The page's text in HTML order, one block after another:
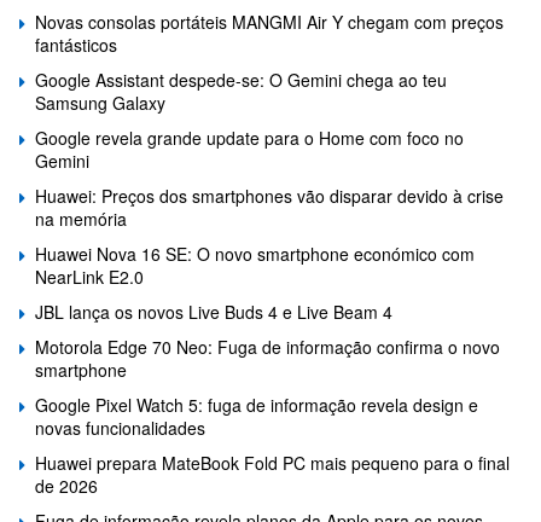
Novas consolas portáteis MANGMI Air Y chegam com preços
fantásticos
Google Assistant despede-se: O Gemini chega ao teu
Samsung Galaxy
Google revela grande update para o Home com foco no
Gemini
Huawei: Preços dos smartphones vão disparar devido à crise
na memória
Huawei Nova 16 SE: O novo smartphone económico com
NearLink E2.0
JBL lança os novos Live Buds 4 e Live Beam 4
Motorola Edge 70 Neo: Fuga de informação confirma o novo
smartphone
Google Pixel Watch 5: fuga de informação revela design e
novas funcionalidades
Huawei prepara MateBook Fold PC mais pequeno para o final
de 2026